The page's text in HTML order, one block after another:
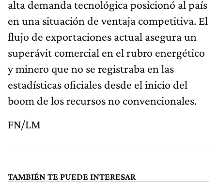
alta demanda tecnológica posicionó al país
en una situación de ventaja competitiva. El
flujo de exportaciones actual asegura un
superávit comercial en el rubro energético
y minero que no se registraba en las
estadísticas oficiales desde el inicio del
boom de los recursos no convencionales.
FN/LM
TAMBIÉN TE PUEDE INTERESAR